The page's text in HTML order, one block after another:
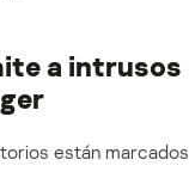
a intrusos
están marcados